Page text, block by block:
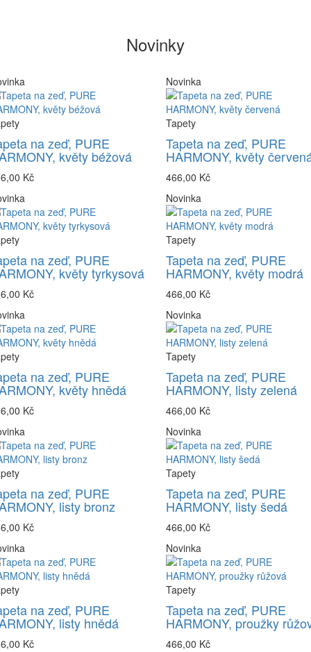
Novinky
na zeď, PURE
květy béžová
Kč
Novinka
Tapety
Tapeta na zeď, PURE
HARMONY, květy
466,00 Kč
na zeď, PURE
květy tyrkysová
Kč
Novinka
Tapety
Tapeta na zeď, PURE
HARMONY, květy modrá
466,00 Kč
na zeď, PURE
květy hnědá
Kč
Novinka
Tapety
Tapeta na zeď, PURE
HARMONY, listy zelená
466,00 Kč
na zeď, PURE
listy bronz
Kč
Novinka
Tapety
Tapeta na zeď, PURE
HARMONY, listy šedá
466,00 Kč
na zeď, PURE
listy hnědá
Kč
Novinka
Tapety
Tapeta na zeď, PURE
HARMONY, proužky
466,00 Kč